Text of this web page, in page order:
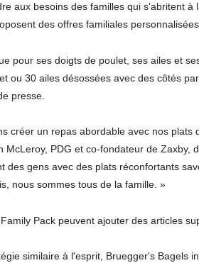
aux besoins des familles qui s'abritent
des offres familiales
pour ses doigts de poulet, ses ailes et
ou 30 ailes désossées avec des côtés
presse.
créer un repas abordable avec nos
McLeroy, PDG et co-fondateur de
des gens avec des plats réconfortants
nous sommes tous de la famille. »
Pack peuvent ajouter des articles
similaire à l'esprit, Bruegger's Bagels